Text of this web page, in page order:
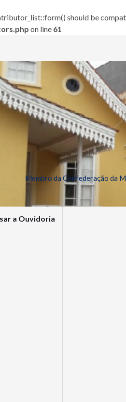
should be
on line 61
Membro da Confederação da
a Ouvidoria